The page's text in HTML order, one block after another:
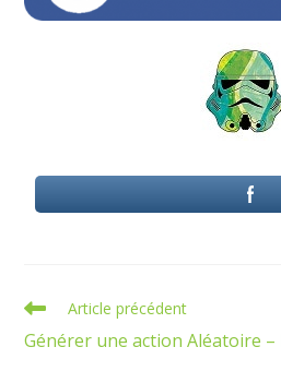
Read
articles
Article précédent
Générer une action Aléatoire –